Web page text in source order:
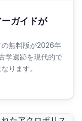
ガイドが
無料版が2026年
学遺跡を現代的で
ります。